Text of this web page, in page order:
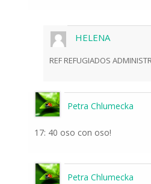
HELENA
REF REFUGIADOS
Petra Chlumecka
17: 40 oso con oso!
Petra Chlumecka